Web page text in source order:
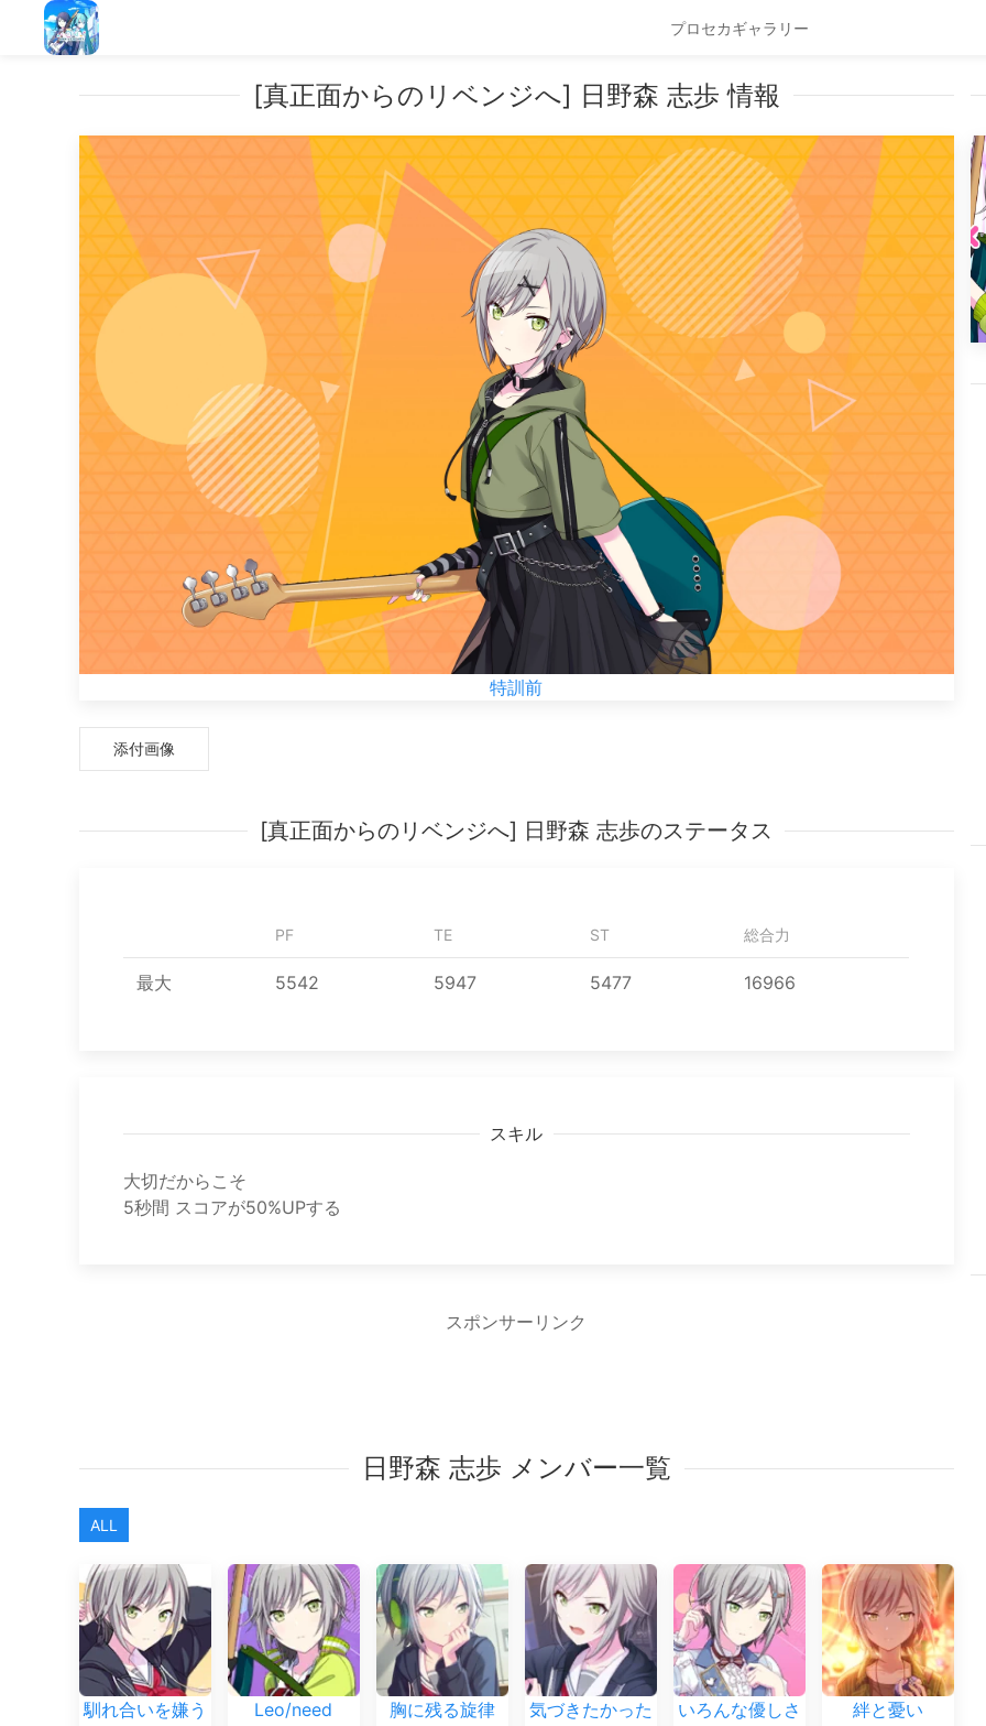
プロセカギャラリー
[真正面からのリベンジへ] 日野森 志歩 情報
特訓前
添付画像
[真正面からのリベンジへ] 日野森 志歩のステータス
PF TE ST 総合力
最大 5542 5947 5477 16966
スキル
大切だからこそ
5秒間 スコアが50%UPする
スポンサーリンク
日野森 志歩 メンバー一覧
ALL
馴れ合いを嫌う
Leo/need 胸に残る旋律
気づきたかった
いろんな優しさ 絆と憂い